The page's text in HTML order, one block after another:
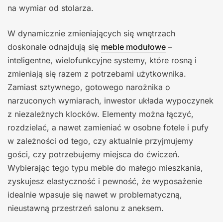
na wymiar od stolarza.
W dynamicznie zmieniających się wnętrzach
doskonale odnajdują się meble modułowe –
inteligentne, wielofunkcyjne systemy, które rosną i
zmieniają się razem z potrzebami użytkownika.
Zamiast sztywnego, gotowego narożnika o
narzuconych wymiarach, inwestor układa wypoczynek
z niezależnych klocków. Elementy można łączyć,
rozdzielać, a nawet zamieniać w osobne fotele i pufy
w zależności od tego, czy aktualnie przyjmujemy
gości, czy potrzebujemy miejsca do ćwiczeń.
Wybierając tego typu meble do małego mieszkania,
zyskujesz elastyczność i pewność, że wyposażenie
idealnie wpasuje się nawet w problematyczną,
nieustawną przestrzeń salonu z aneksem.